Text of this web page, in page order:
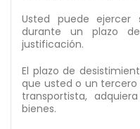
Usted puede ejercer
durante un plazo
justificación.
El plazo de
que usted o un
transportista,
bienes.